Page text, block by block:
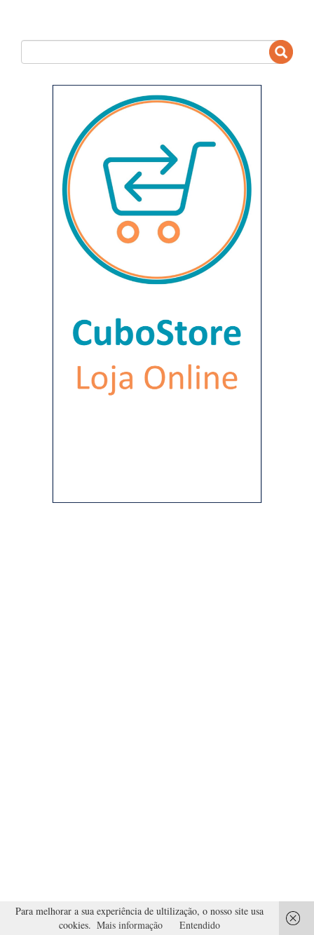
Para melhorar a sua experiência de ultilização, o nosso site usa
cookies. Mais informação Entendido